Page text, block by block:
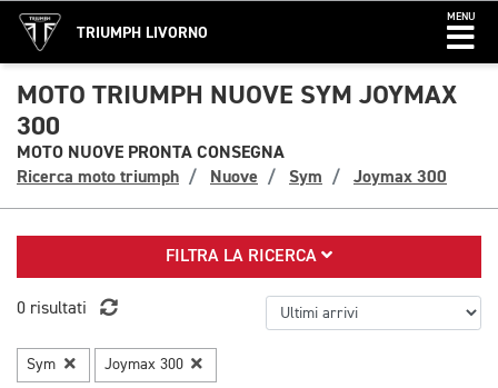
TRIUMPH LIVORNO
MENU
MOTO TRIUMPH NUOVE SYM JOYMAX
300
MOTO NUOVE PRONTA CONSEGNA
Ricerca moto triumph
Nuove Sym Joymax 300
FILTRA LA RICERCA
0 risultati
Sym Joymax 300